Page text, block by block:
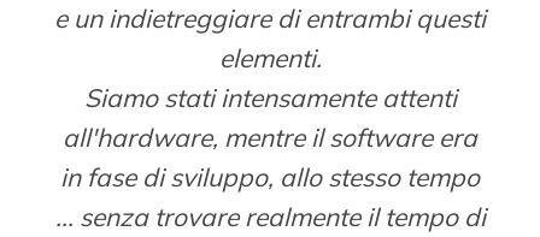
e un indietreggiare di entrambi questi
elementi.
Siamo stati intensamente attenti
all'hardware, mentre il software era
in fase di sviluppo, allo stesso tempo
... senza trovare realmente il tempo di